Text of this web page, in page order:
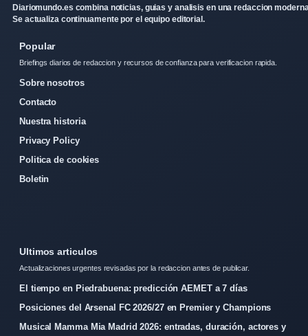
Diariomundo.es combina noticias, guias y analisis en una redaccion
Se actualiza continuamente por el equipo editorial.
Popular
Briefings diarios de redaccion y recursos de confianza para verificacion rapida.
Sobre nosotros
Contacto
Nuestra historia
Privacy Policy
Politica de cookies
Boletin
Ultimos articulos
Actualizaciones urgentes revisadas por la redaccion antes de publicar.
El tiempo en Piedrabuena: predicción AEMET a 7 días
Posiciones del Arsenal FC 2026/27 en Premier y Champions
Musical Mamma Mia Madrid 2026: entradas, duración, actores y